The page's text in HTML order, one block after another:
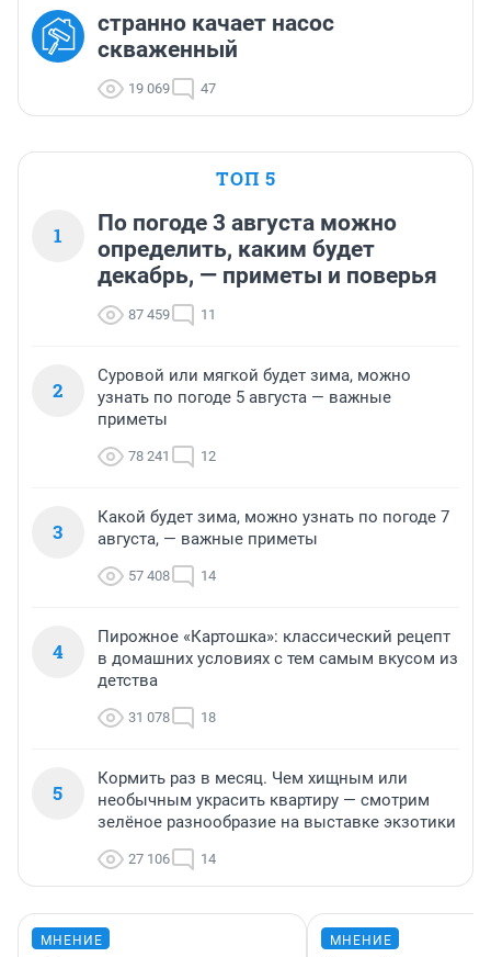
странно качает насос
скваженный
19 069 47
ТОП 5
1
По погоде 3 августа можно
определить, каким будет
декабрь, — приметы и поверья
87 459 11
2
Суровой или мягкой будет зима, можно
узнать по погоде 5 августа — важные
приметы
78 241 12
3
Какой будет зима, можно узнать по погоде 7
августа, — важные приметы
57 408 14
4
Пирожное «Картошка»: классический рецепт
в домашних условиях с тем самым вкусом из
детства
31 078 18
5
Кормить раз в месяц. Чем хищным или
необычным украсить квартиру — смотрим
зелёное разнообразие на выставке экзотики
27 106 14
МНЕНИЕ МНЕНИЕ